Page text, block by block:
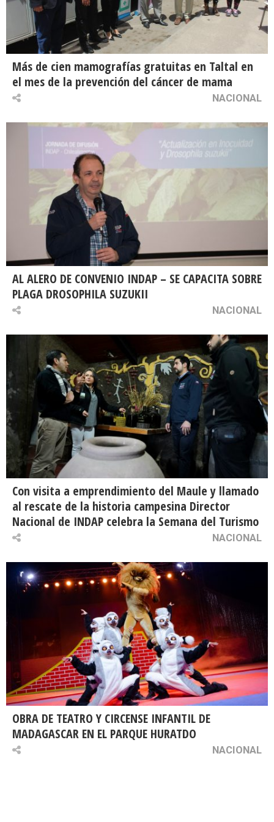
Más de cien mamografías gratuitas en Taltal en
el mes de la prevención del cáncer de mama
NACIONAL
AL ALERO DE CONVENIO INDAP – SE CAPACITA SOBRE
PLAGA DROSOPHILA SUZUKII
NACIONAL
Con visita a emprendimiento del Maule y llamado
al rescate de la historia campesina Director
Nacional de INDAP celebra la Semana del Turismo
NACIONAL
OBRA DE TEATRO Y CIRCENSE INFANTIL DE
MADAGASCAR EN EL PARQUE HURATDO
NACIONAL